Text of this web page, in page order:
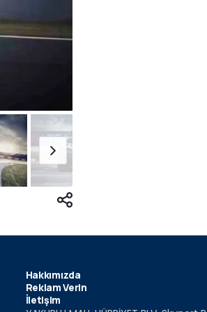
Hakkımızda
Reklam Verin
İletişim